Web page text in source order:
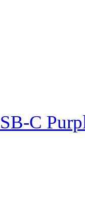
C